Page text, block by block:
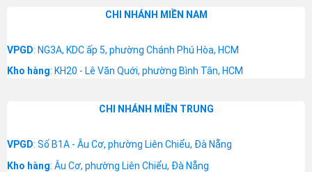
CHI NHÁNH MIỀN NAM
VPGD: NG3A, KDC ấp 5, phường Chánh Phú Hòa, HCM
Kho hàng: KH20 - Lê Văn Quới, phường Bình Tân, HCM
CHI NHÁNH MIỀN TRUNG
VPGD: Số B1A - Âu Cơ, phường Liên Chiểu, Đà Nẵng
Kho hàng: Âu Cơ, phường Liên Chiểu, Đà Nẵng